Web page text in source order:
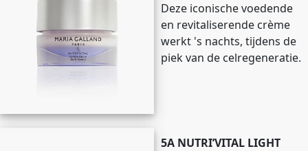
Deze iconische voedende
en revitaliserende crème
werkt 's nachts, tijdens de
piek van de celregeneratie.
5A NUTRI’VITAL LIGHT